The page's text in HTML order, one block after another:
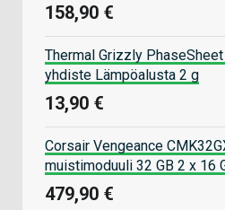
158,90 €
Thermal Grizzly
yhdiste Lämpöalusta 2 g
13,90 €
Corsair Vengeance
muistimoduuli 32 GB 2 x 16
479,90 €